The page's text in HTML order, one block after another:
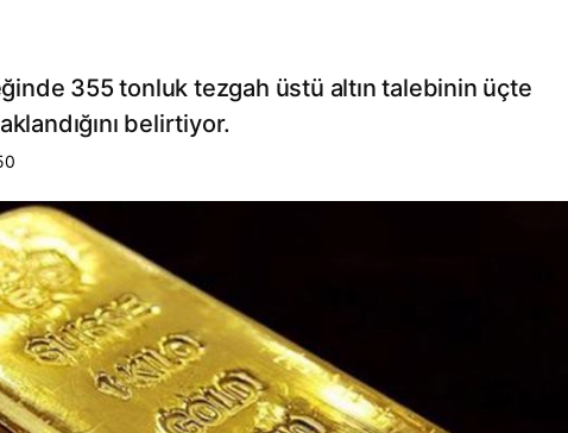
355 tonluk tezgah üstü altın talebinin üçte
belirtiyor.